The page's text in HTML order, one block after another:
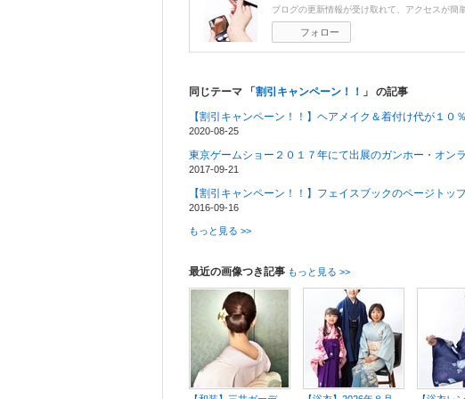
ブログの更新情報が受け取れて、アクセスが簡
フォロー
同じテーマ 「 割引キャンペーン！！
」 の記事
【割引キャンペーン！！】ヘアメイク＆着付け代が１
2020-08-25
東京ゲームショー２０１７年にて出展のガンホー・オン
2017-09-21
【割引キャンペーン！！】フェイスブックのページトッ
2016-09-16
もっと見る >>
最近の画像つき記事 もっと見る >>